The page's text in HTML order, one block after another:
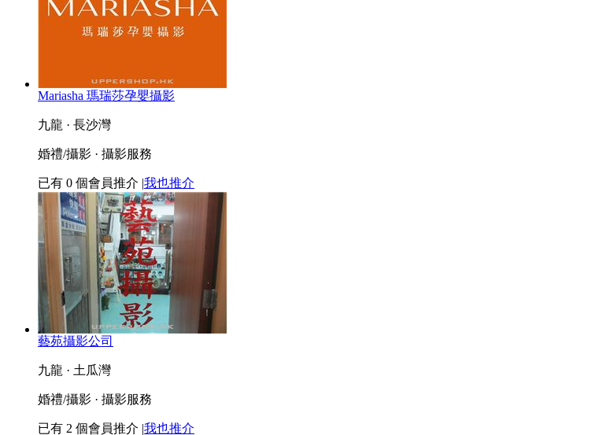
Mariasha 瑪瑞莎孕嬰攝影
九龍 · 長沙灣
婚禮/攝影 · 攝影服務
已有 0 個會員推介 |我也推介
藝苑攝影公司
九龍 · 土瓜灣
婚禮/攝影 · 攝影服務
已有 2 個會員推介 |我也推介